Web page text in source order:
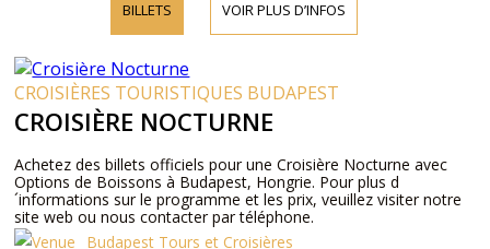
BILLETS VOIR PLUS D’INFOS
CROISIÈRES TOURISTIQUES BUDAPEST
CROISIÈRE NOCTURNE
Achetez des billets officiels pour une Croisière Nocturne avec
Options de Boissons à Budapest, Hongrie. Pour plus d
´informations sur le programme et les prix, veuillez visiter notre
site web ou nous contacter par téléphone.
Budapest Tours et Croisières